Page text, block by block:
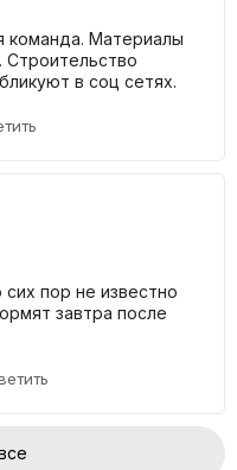
команда. Материалы
Строительство
в соц сетях.
пор не известно
завтра после